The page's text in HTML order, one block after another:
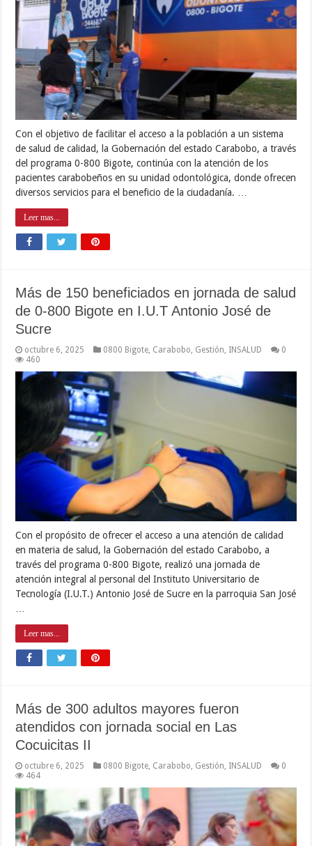
Con el objetivo de facilitar el acceso a la población a un sistema
de salud de calidad, la Gobernación del estado Carabobo, a través
del programa 0-800 Bigote, continúa con la atención de los
pacientes carabobeños en su unidad odontológica, donde ofrecen
diversos servicios para el beneficio de la ciudadanía. …
Leer mas...
Más de 150 beneficiados en jornada de salud
de 0-800 Bigote en I.U.T Antonio José de
Sucre
octubre 6, 2025 0800 Bigote, Carabobo, Gestión, INSALUD
0
460
Con el propósito de ofrecer el acceso a una atención de calidad
en materia de salud, la Gobernación del estado Carabobo, a
través del programa 0-800 Bigote, realizó una jornada de
atención integral al personal del Instituto Universitario de
Tecnología (I.U.T.) Antonio José de Sucre en la parroquia San José
Leer mas...
Más de 300 adultos mayores fueron
atendidos con jornada social en Las
Cocuicitas II
octubre 6, 2025 0800 Bigote Carabobo Gestión INSALUD
0
464